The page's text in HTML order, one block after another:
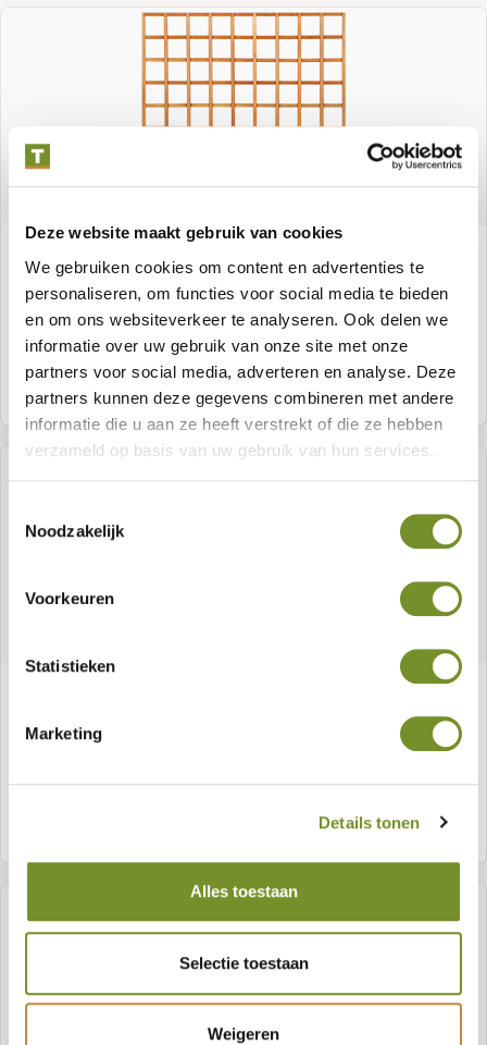
Deze website maakt gebruik van cookies
We gebruiken cookies om content en advertenties te
personaliseren, om functies voor social media te bieden
en om ons websiteverkeer te analyseren. Ook delen we
informatie over uw gebruik van onze site met onze
partners voor social media, adverteren en analyse. Deze
partners kunnen deze gegevens combineren met andere
informatie die u aan ze heeft verstrekt of die ze hebben
verzameld op basis van uw gebruik van hun services.
Noodzakelijk
Voorkeuren
Statistieken
Marketing
Details tonen
Alles toestaan
Selectie toestaan
Weigeren